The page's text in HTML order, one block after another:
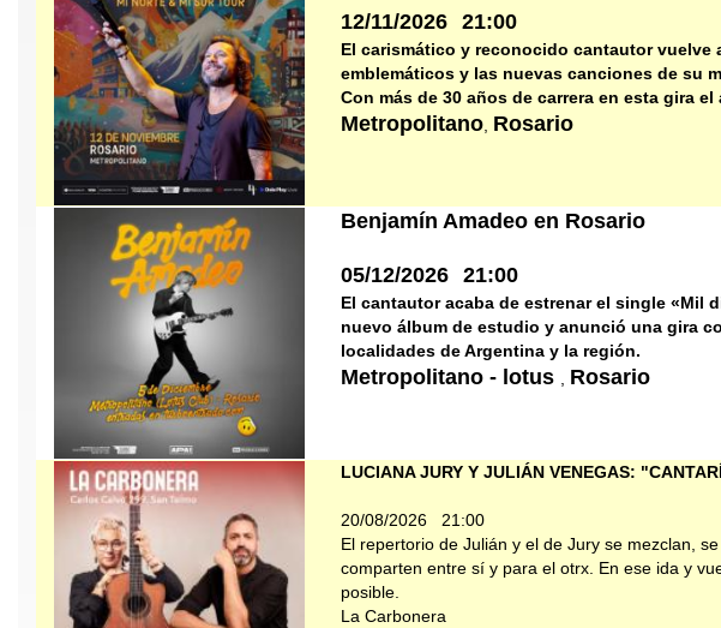
12/11/2026 21:00
El carismático y reconocido cantautor
emblemáticos y las nuevas canciones de su
Con más de 30 años de carrera en esta gira
Metropolitano, Rosario
Benjamín Amadeo en Rosario
05/12/2026 21:00
El cantautor acaba de estrenar el single «Mil
nuevo álbum de estudio y anunció una gira
localidades de Argentina y la región.
Metropolitano - lotus , Rosario
LUCIANA JURY Y JULIÁN VENEGAS:
20/08/2026
21:00
El repertorio de Julián y el de Jury se mezclan,
comparten entre sí y para el otrx. En ese ida y
posible.
La Carbonera